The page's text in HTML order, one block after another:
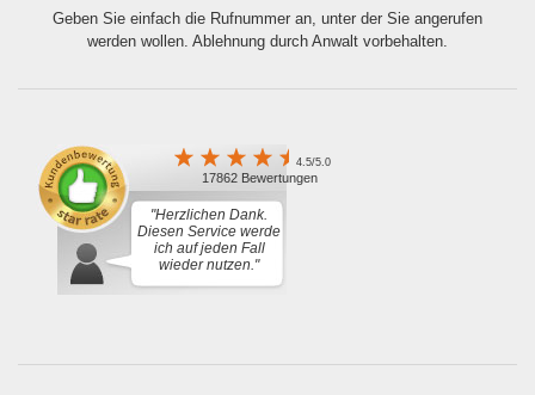
Geben Sie einfach die Rufnummer an, unter der Sie angerufen
werden wollen. Ablehnung durch Anwalt vorbehalten.
4.5/5.0
17862 Bewertungen
"Herzlichen Dank.
Diesen Service werde
ich auf jeden Fall
wieder nutzen."